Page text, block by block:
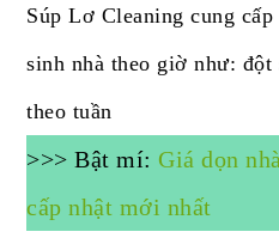
Súp Lơ Cleaning cung
sinh nhà theo giờ như: đột
theo tuần
>>> Bật mí:Giá dọn
cấp nhật mới nhất